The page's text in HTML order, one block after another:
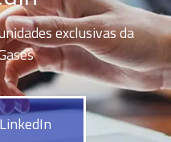
exclusivas da